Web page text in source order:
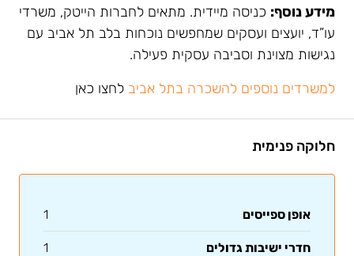
מידע נוסף: כניסה מיידית. מתאים לחברות הייטק, משרדי
עו”ד, יועצים ועסקים שמחפשים נוכחות בלב תל אביב עם
נגישות מצוינת וסביבה עסקית פעילה.
למשרדים נוספים להשכרה בתל אביב לחצו כאן
חלוקה פנימית
אופן ספייסים 1
חדרי ישיבות גדולים 1